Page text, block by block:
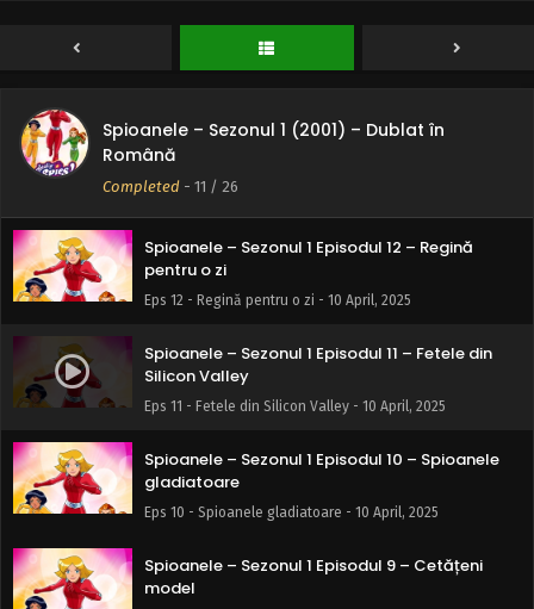
Spioanele – Sezonul 1 (2001) – Dublat în
Română
Completed - 11 / 26
Spioanele – Sezonul 1 Episodul 14 – Extraterestrii
Spioanele – Sezonul 1 Episodul 13 – Micșorarea
Eps 13 - Micșorarea - 10 April, 2025
Spioanele – Sezonul 1 Episodul 12 – Regină
pentru o zi
Eps 12 - Regină pentru o zi - 10 April, 2025
Spioanele – Sezonul 1 Episodul 11 – Fetele din
Silicon Valley
Eps 11 - Fetele din Silicon Valley - 10 April, 2025
Spioanele – Sezonul 1 Episodul 10 – Spioanele
gladiatoare
Eps 10 - Spioanele gladiatoare - 10 April, 2025
Spioanele – Sezonul 1 Episodul 9 – Cetățeni
model